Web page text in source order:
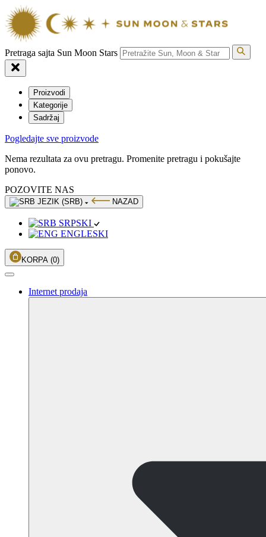
Pretraga sajta Sun Moon Stars
Proizvodi
Kategorije
Sadržaj
Pogledajte sve proizvode
Nema rezultata za ovu pretragu. Promenite pretragu i pokušajte
ponovo.
POZOVITE NAS
JEZIK (SRB) NAZAD
SRPSKI
ENGLESKI
KORPA (0)
Internet prodaja